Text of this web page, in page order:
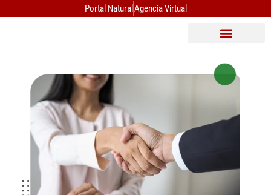
Portal Natural Agencia Virtual